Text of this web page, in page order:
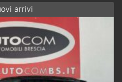
arrivi